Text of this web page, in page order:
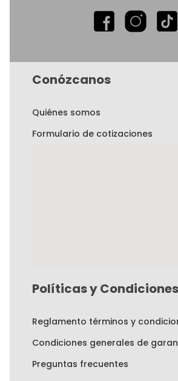
Conózcanos
Quiénes somos
Formulario de cotizaciones
Políticas y Condiciones
Reglamento términos y
Condiciones generales de
Preguntas frecuentes